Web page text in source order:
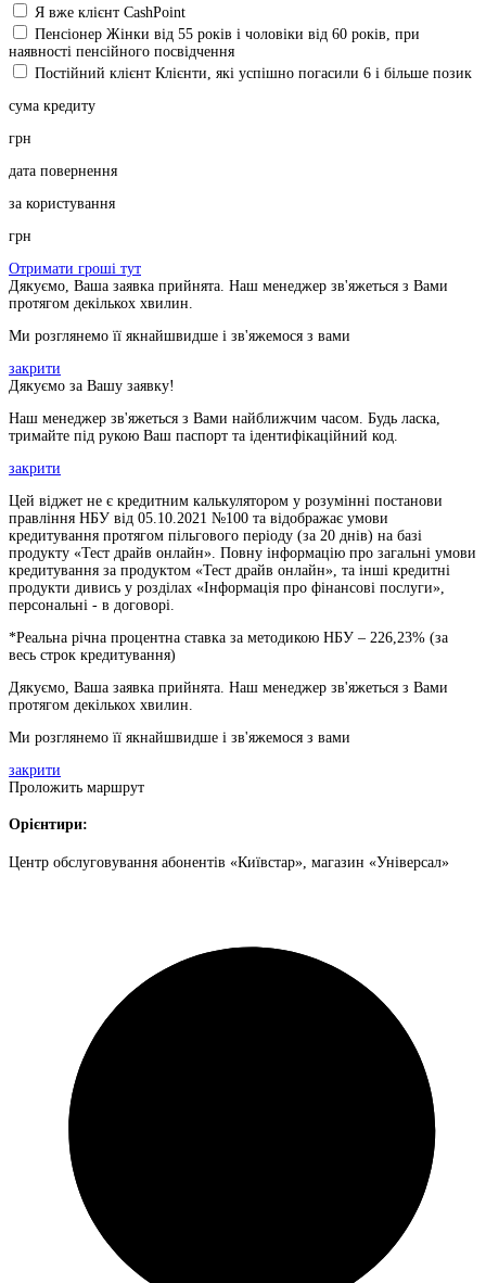
Я вже клієнт CashPoint
Пенсіонер Жінки від 55 років і чоловіки від 60 років, при
наявності пенсійного посвідчення
Постійний клієнт Клієнти, які успішно погасили 6 і більше позик
сума кредиту
грн
дата повернення
за користування
грн
Отримати гроші тут
Дякуємо, Ваша заявка прийнята. Наш менеджер зв'яжеться з Вами
протягом декількох хвилин.
Ми розглянемо її якнайшвидше і зв'яжемося з вами
закрити
Дякуємо за Вашу заявку!
Наш менеджер зв'яжеться з Вами найближчим часом. Будь ласка,
тримайте під рукою Ваш паспорт та ідентифікаційний код.
закрити
Цей віджет не є кредитним калькулятором у розумінні постанови
правління НБУ від 05.10.2021 №100 та відображає умови
кредитування протягом пільгового періоду (за 20 днів) на базі
продукту «Тест драйв онлайн». Повну інформацію про загальні умови
кредитування за продуктом «Тест драйв онлайн», та інші кредитні
продукти дивись у розділах «Інформація про фінансові послуги»,
персональні - в договорі.
*Реальна річна процентна ставка за методикою НБУ – 226,23% (за
весь строк кредитування)
Дякуємо, Ваша заявка прийнята. Наш менеджер зв'яжеться з Вами
протягом декількох хвилин.
Ми розглянемо її якнайшвидше і зв'яжемося з вами
закрити
Проложить маршрут
Орієнтири:
Центр обслуговування абонентів «Київстар», магазин «Універсал»